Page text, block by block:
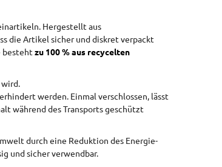
Hergestellt aus
die Artikel sicher und diskret verpackt
besteht zu 100 % aus recycelten
werden. Einmal verschlossen, lässt
während des Transports geschützt
durch eine Reduktion des Energie-
und sicher verwendbar.